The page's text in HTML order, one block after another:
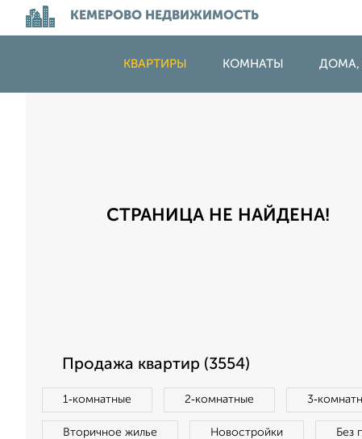
КЕМЕРОВО НЕДВИЖИМОСТЬ
КВАРТИРЫ КОМНАТЫ ДОМА,
СТРАНИЦА НЕ НАЙДЕНА!
Продажа квартир (3554)
1‑комнатные 2‑комнатные
Вторичное жилье Новостройки Без